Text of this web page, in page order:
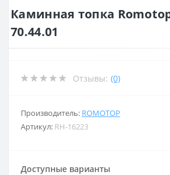
Каминная топка Romotop
70.44.01
Отзывы: (0)
Производитель: ROMOTOP
Артикул: RH-16223
Доступные варианты